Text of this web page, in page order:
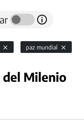
paz mundial
del Milenio